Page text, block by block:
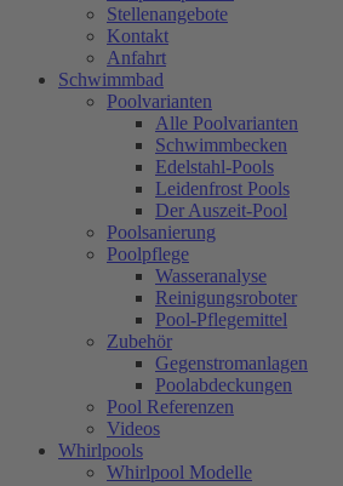
Stellenangebote
Kontakt
Anfahrt
Schwimmbad
Poolvarianten
Alle Poolvarianten
Schwimmbecken
Edelstahl-Pools
Leidenfrost Pools
Der Auszeit-Pool
Poolsanierung
Poolpflege
Wasseranalyse
Reinigungsroboter
Pool-Pflegemittel
Zubehör
Gegenstromanlagen
Poolabdeckungen
Pool Referenzen
Videos
Whirlpools
Whirlpool Modelle